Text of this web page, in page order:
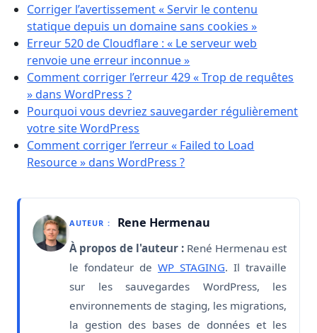
Corriger l’avertissement « Servir le contenu
statique depuis un domaine sans cookies »
Erreur 520 de Cloudflare : « Le serveur web
renvoie une erreur inconnue »
Comment corriger l’erreur 429 « Trop de requêtes
» dans WordPress ?
Pourquoi vous devriez sauvegarder régulièrement
votre site WordPress
Comment corriger l’erreur « Failed to Load
Resource » dans WordPress ?
AUTEUR : Rene Hermenau
À propos de l'auteur : René Hermenau est
le fondateur de WP STAGING. Il travaille
sur les sauvegardes WordPress, les
environnements de staging, les migrations,
la gestion des bases de données et les